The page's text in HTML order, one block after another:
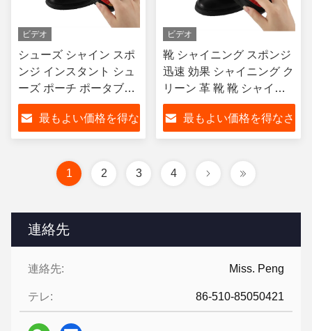
連絡先
連絡先: Miss. Peng
テレ: 86-510-85050421
ビデオ
シューズ シャイン スポ
ンジ インスタント シュ
ーズ ポーチ ポータブル
プラスチック 缶 紙箱 主
要市場向け アジア ロゴ
OEM
最もよい価格を得な
ビデオ
靴 シャイニング スポンジ
迅速 効果 シャイニング ク
リーン 革 靴 靴 シャイニ
ング 靴 ポーランド オーダ
ーメイド ロゴ
最もよい価格を得なさ
1 2 3 4